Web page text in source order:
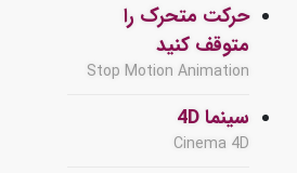
حرکت متحرک را
متوقف کنید
Stop Motion Animation
سینما 4D
Cinema 4D